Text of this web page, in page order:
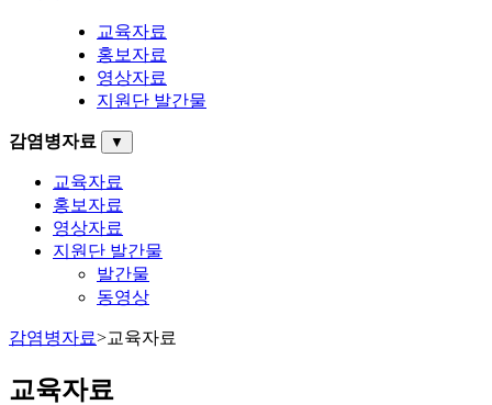
교육자료
홍보자료
영상자료
지원단 발간물
감염병자료 ▼
교육자료
홍보자료
영상자료
지원단 발간물
발간물
동영상
감염병자료>교육자료
교육자료